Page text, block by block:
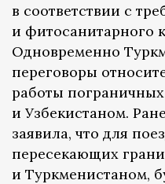
в соответствии с
и фитосанитарного
Одновременно
переговоры
работы
и Узбекистаном.
заявила, что для
пересекающих
и Туркменистаном,